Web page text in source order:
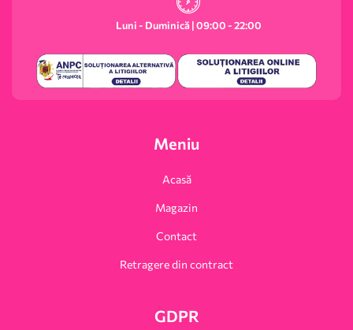
Luni - Duminică | 09:00 - 22:00
Meniu
Acasă
Magazin
Contact
Retragere din contract
GDPR